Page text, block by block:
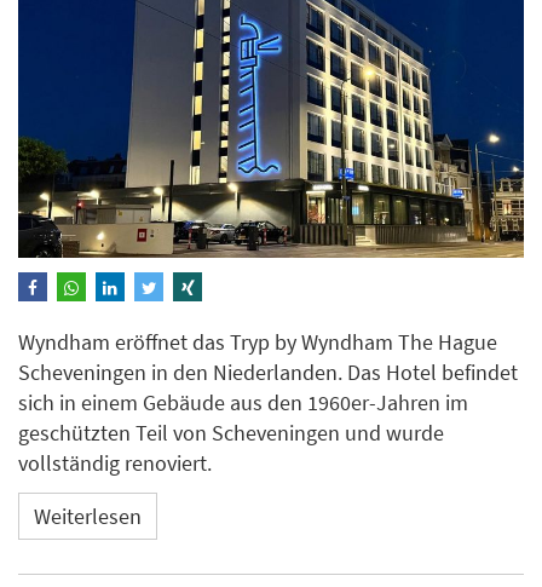
Wyndham eröffnet das Tryp by Wyndham The Hague
Scheveningen in den Niederlanden. Das Hotel befindet
sich in einem Gebäude aus den 1960er-Jahren im
geschützten Teil von Scheveningen und wurde
vollständig renoviert.
Weiterlesen